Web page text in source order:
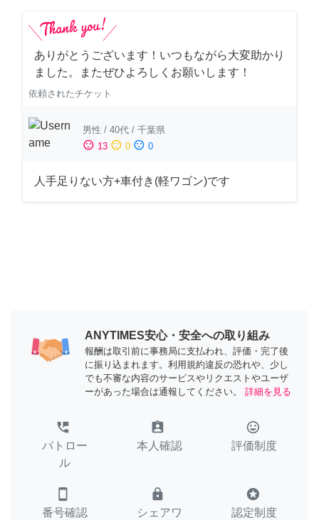
ありがとうございます！いつもながら大変助かり
ました。またぜひよろしくお願いします！
依頼されたチケット
男性 / 40代 / 千葉県
sentiment_satisfied 13 sentiment_neutral 0 sentiment_dissatisfied 0
人手足りない方+車付き(軽ワゴン)です
ANYTIMES安心・安全への取り組み
報酬は取引前に事務局に支払われ、評価・完了後
に振り込まれます。利用規約違反の恐れや、少し
でも不審な内容のサービスやリクエストやユーザ
ーがあった場合は通報してください。
詳細を見る
perm_phone_msg
パトロー
ル
assignment_ind
本人確認
tag_faces
評価制度
smartphone
番号確認
lock
シェアワ
stars
認定制度